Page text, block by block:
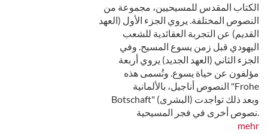
الكتاب المقدس للمسيحيين، مجموعة من
النصوص المختلفة. يروي الجزء الأول (العهد
القديم) عن التجربة العقائدية للشعب
اليهودي قبل زمن يسوع المسيح. وفي
الجزء الثاني (العهد الجديد) يروي أربعة
مؤلفون عن حياة يسوع. وتُسمى هذه
النصوص أناجيل، بالألمانية "Frohe
Botschaft" (البشرى) وبعد ذلك تواجدت
نصوص أخرى في فجر المسيحية.
mehr